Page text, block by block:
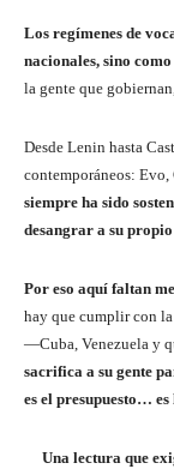
Los regímenes de
nacionales, sino
la gente que
Desde Lenin hasta
contemporáneos:
siempre ha sido
desangrar a su
Por eso aquí faltan
hay que cumplir con la
—Cuba, Venezuela y
sacrifica a su gente
es el presupuesto…
Una lectura que